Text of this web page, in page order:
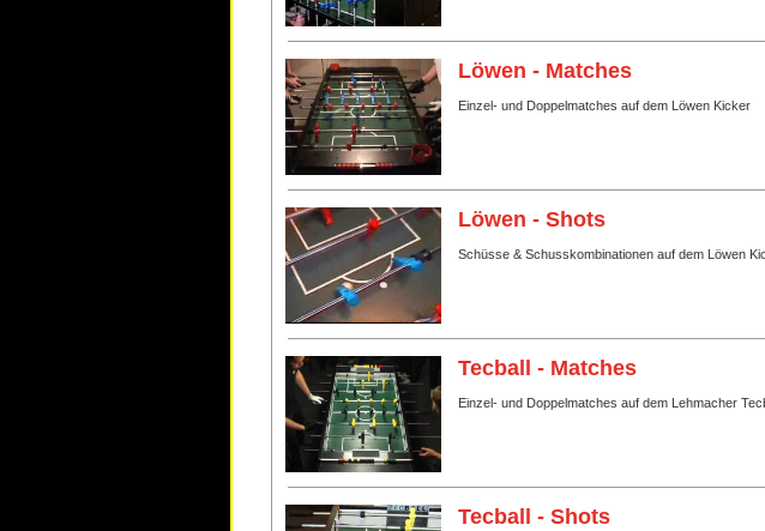
Löwen - Matches
Einzel- und Doppelmatches auf dem Löwen Kicker
Löwen - Shots
Schüsse & Schusskombinationen auf dem Löwen
Tecball - Matches
Einzel- und Doppelmatches auf dem Lehmacher
Tecball - Shots